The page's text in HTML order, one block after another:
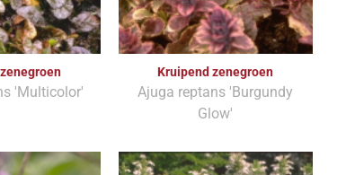
'Multicolor'
Kruipend zenegroen
Ajuga reptans 'Burgundy
Glow'